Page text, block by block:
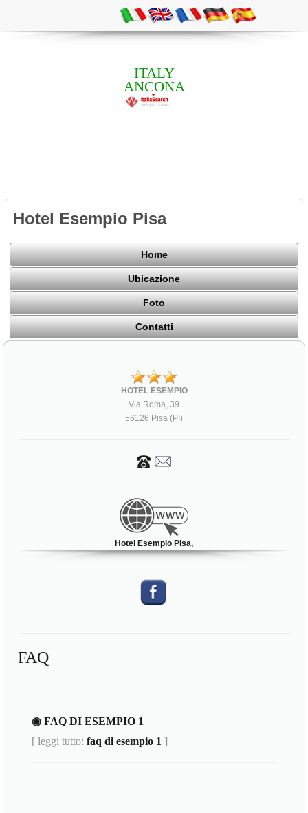
ITALY
ANCONA
Hotel Esempio Pisa
Home
Ubicazione
Foto
Contatti
HOTEL ESEMPIO
Via Roma, 39
56126 Pisa (PI)
Hotel Esempio Pisa,
FAQ
◉ FAQ DI ESEMPIO 1
[ leggi tutto:faq di esempio 1 ]